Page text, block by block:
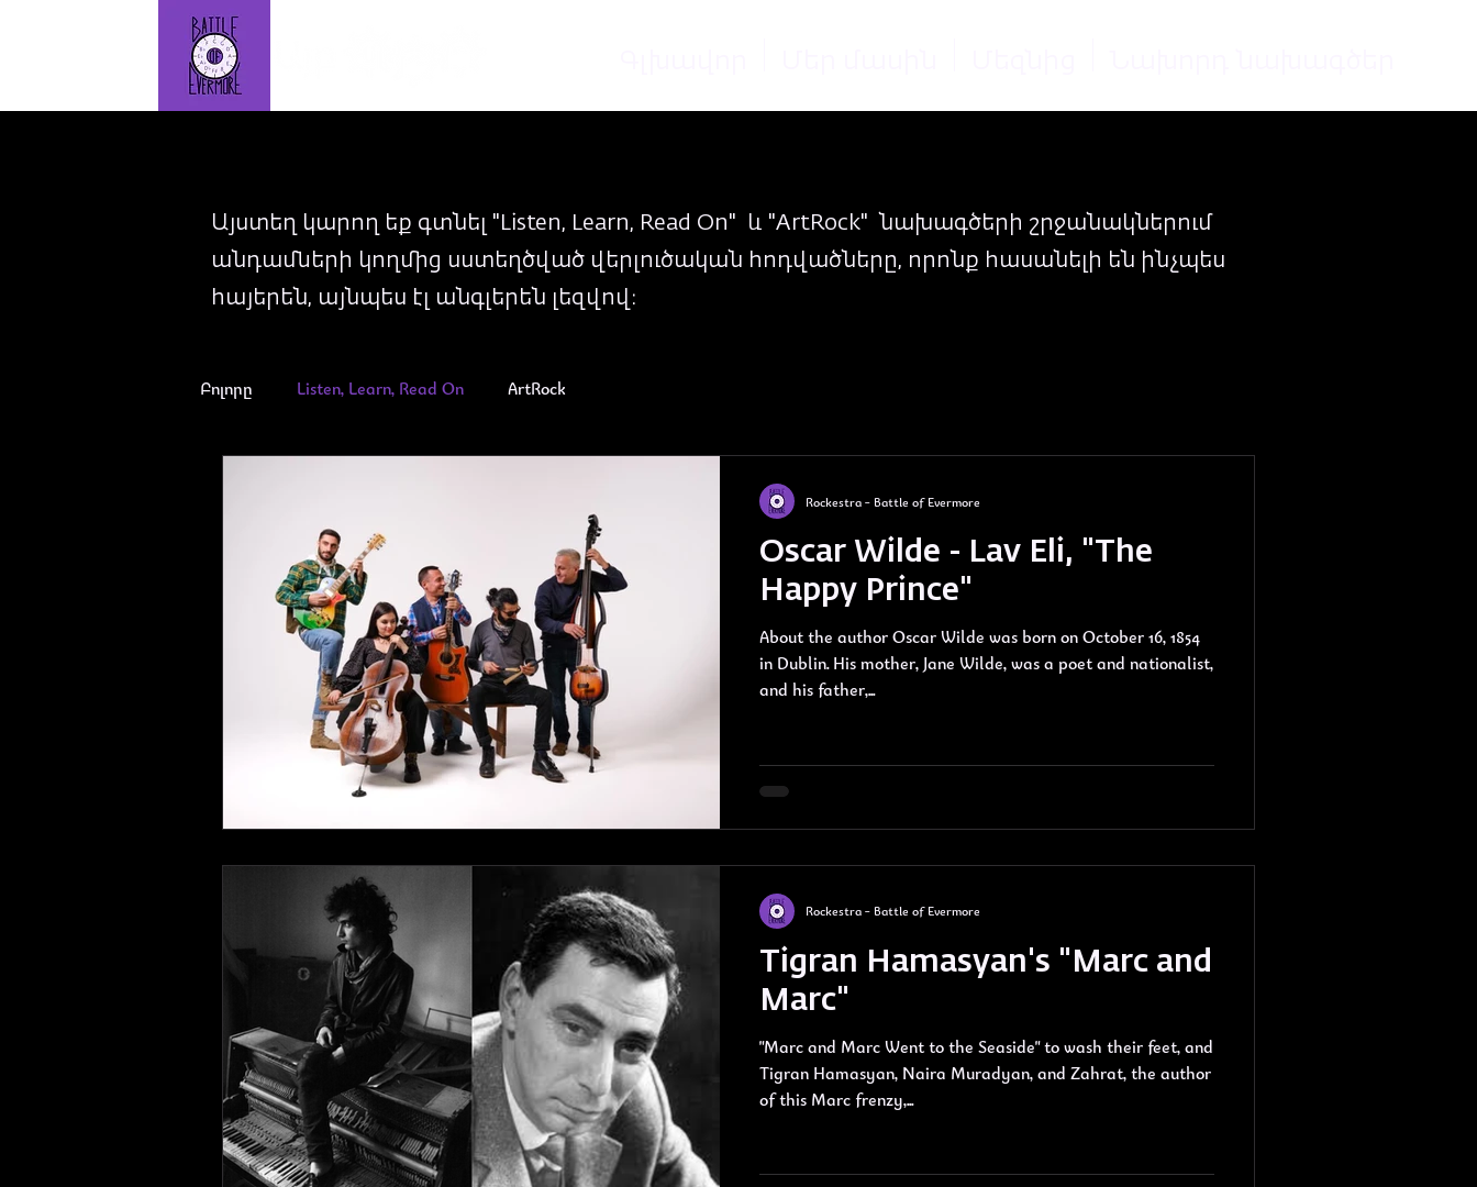
Այստեղ կարող եք գտնել "Listen, Learn, Read On" և "ArtRock" նախագծերի շրջանակներում
անդամների կողմից սստեղծված վերլուծական հոդվածները, որոնք հասանելի են ինչպես
հայերեն, այնպես էլ անգլերեն լեզվով։
Բոլորը Listen, Learn, Read On ArtRock
Oscar Wilde - Lav Eli, "The
Happy Prince"
About the author Oscar Wilde was born on October 16, 1854
in Dublin. His mother, Jane Wilde, was a poet and nationalist,
and his father,...
Rockestra - Battle of Evermore
Tigran Hamasyan's "Marc and
Marc"
"Marc and Marc Went to the Seaside" to wash their feet, and
Tigran Hamasyan, Naira Muradyan, and Zahrat, the author
of this Marc frenzy,...
Rockestra - Battle of Evermore